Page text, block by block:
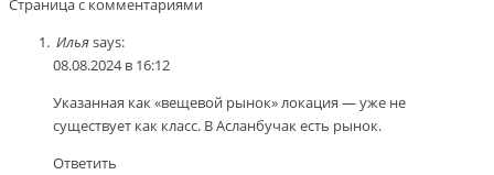
Страница с комментариями
Ильяsays:
08.08.2024 в 16:12
Указанная как «вещевой рынок» локация — уже не
существует как класс. В Асланбучак есть рынок.
Ответить